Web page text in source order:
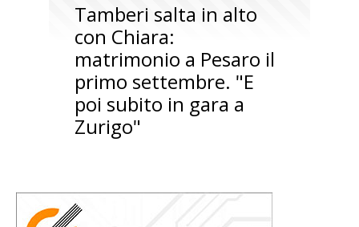
Tamberi salta in alto
con Chiara:
matrimonio a Pesaro il
primo settembre. "E
poi subito in gara a
Zurigo"